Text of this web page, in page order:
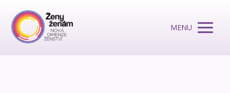
MENU